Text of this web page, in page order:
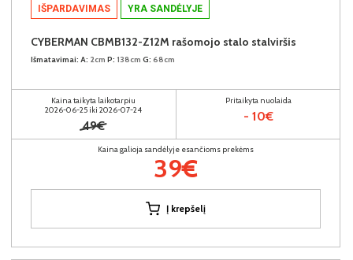
IŠPARDAVIMAS YRA SANDĖLYJE
CYBERMAN CBMB132-Z12M rašomojo stalo stalviršis
Išmatavimai: A: 2cm P: 138cm G: 68cm
Kaina taikyta laikotarpiu
2026-06-25 iki 2026-07-24
49€
Pritaikyta nuolaida
- 10€
Kaina galioja sandėlyje esančioms prekėms
39€
Į krepšelį